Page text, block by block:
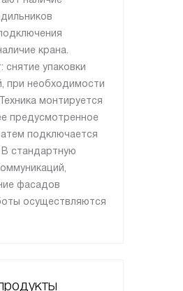
крана.
снятие упаковки
при необходимости
монтируется
предусмотренное
подключается
стандартную
фасадов
осуществляются